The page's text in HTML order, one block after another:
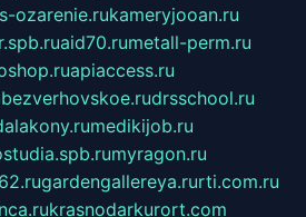
ozarenie.rukameryjooan.ru
aid70.rumetall-perm.ru
apiaccess.ru
bezverhovskoe.rudrsschool.ru
medikijob.ru
myragon.ru
gardengallereya.rurti.com.ru
krasnodarkurort.com